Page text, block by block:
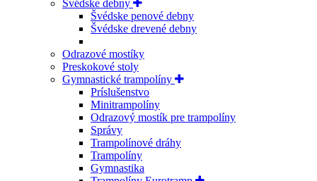
Švédske debny
Švédske penové debny
Švédske drevené debny
Odrazové mostíky
Preskokové stoly
Gymnastické trampolíny
Príslušenstvo
Minitrampolíny
Odrazový mostík pre trampolíny
Správy
Trampolínové dráhy
Trampolíny
Gymnastika